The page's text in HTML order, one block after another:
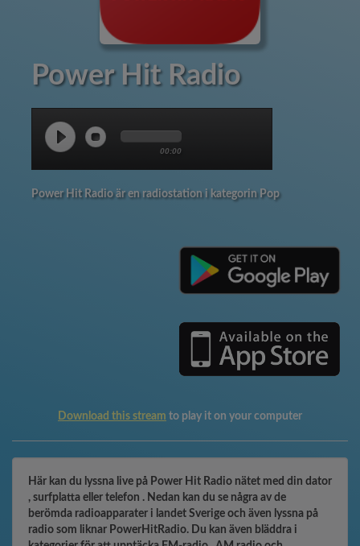
Power Hit Radio
00:00
Power Hit Radio är en radiostation i kategorin Pop
Download this stream to play it on your computer
Här kan du lyssna live på Power Hit Radio nätet med din dator
, surfplatta eller telefon . Nedan kan du se några av de
berömda radioapparater i landet Sverige och även lyssna på
radio som liknar PowerHitRadio. Du kan även bläddra i